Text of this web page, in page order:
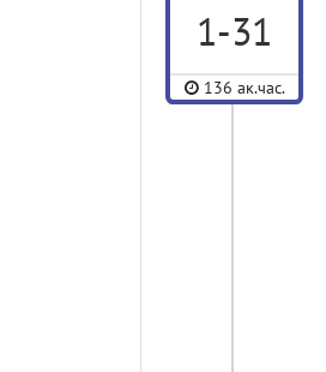
1-31
136 ак.час.